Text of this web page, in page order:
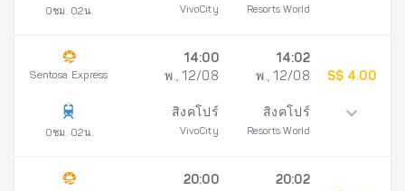
0ชม. 02น. VivoCity Resorts World
Sentosa Express
0ชม. 02น.
14:00
พ., 12/08
สิงคโปร์
VivoCity
14:02
พ., 12/08
สิงคโปร์
Resorts World
S$ 4.00
20:00
20:02